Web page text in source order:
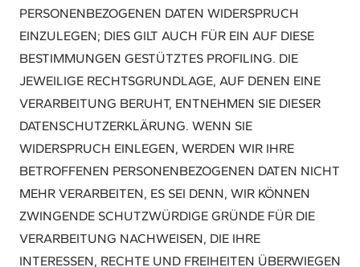
PERSONENBEZOGENEN DATEN WIDERSPRUCH
EINZULEGEN; DIES GILT AUCH FÜR EIN AUF DIESE
BESTIMMUNGEN GESTÜTZTES PROFILING. DIE
JEWEILIGE RECHTSGRUNDLAGE, AUF DENEN EINE
VERARBEITUNG BERUHT, ENTNEHMEN SIE DIESER
DATENSCHUTZERKLÄRUNG. WENN SIE
WIDERSPRUCH EINLEGEN, WERDEN WIR IHRE
BETROFFENEN PERSONENBEZOGENEN DATEN NICHT
MEHR VERARBEITEN, ES SEI DENN, WIR KÖNNEN
ZWINGENDE SCHUTZWÜRDIGE GRÜNDE FÜR DIE
VERARBEITUNG NACHWEISEN, DIE IHRE
INTERESSEN, RECHTE UND FREIHEITEN ÜBERWIEGEN